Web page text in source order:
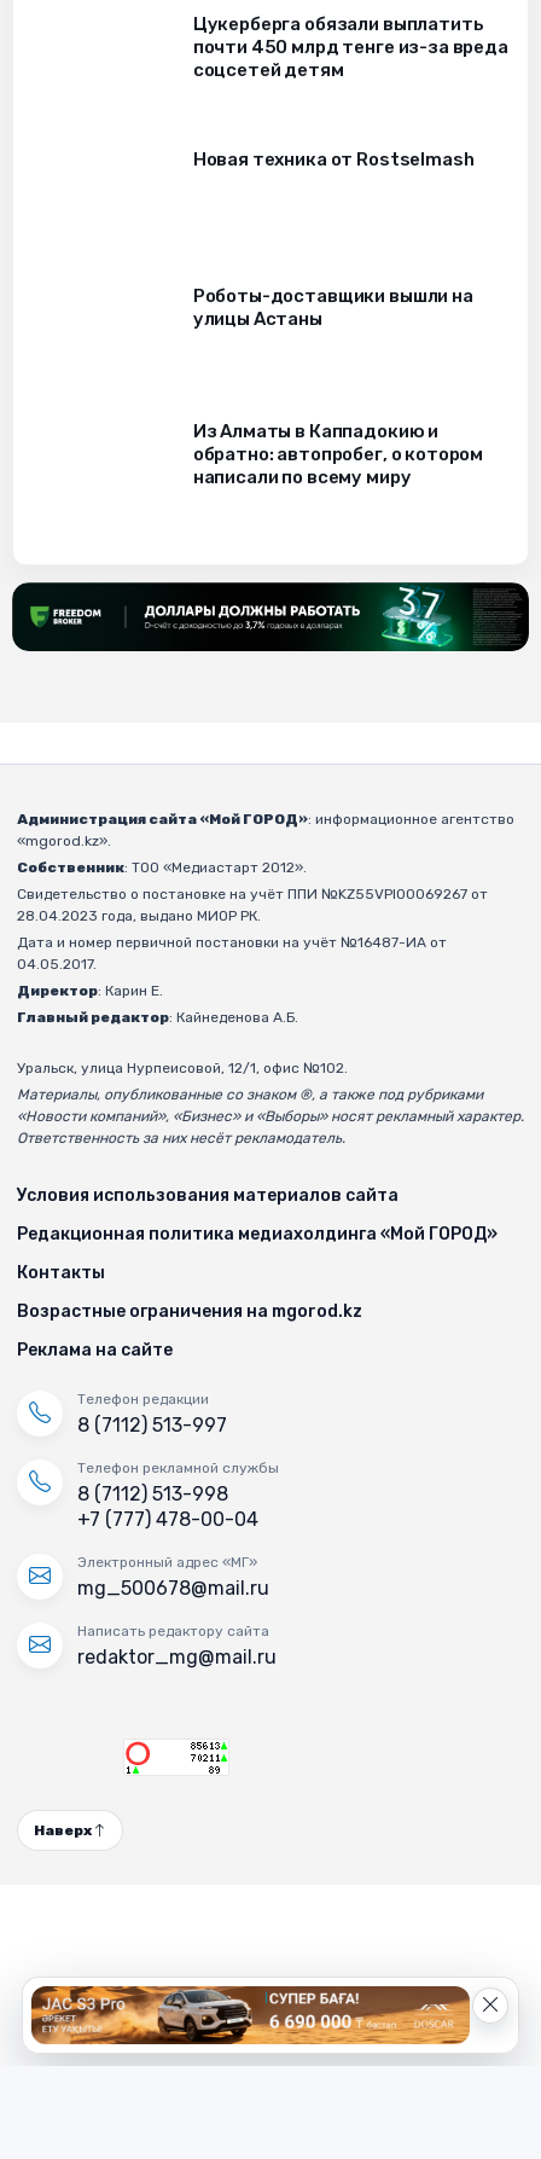
Цукерберга обязали выплатить
почти 450 млрд тенге из-за вреда
соцсетей детям
Новая техника от Rostselmash
Роботы-доставщики вышли на
улицы Астаны
Из Алматы в Каппадокию и
обратно: автопробег, о котором
написали по всему миру
Администрация сайта «Мой ГОРОД»: информационное агентство
«mgorod.kz».
Собственник: ТОО «Медиастарт 2012».
Свидетельство о постановке на учёт ППИ №KZ55VPI00069267 от
28.04.2023 года, выдано МИОР РК.
Дата и номер первичной постановки на учёт №16487-ИА от
04.05.2017.
Директор: Карин Е.
Главный редактор: Кайнеденова А.Б.
Уральск, улица Нурпеисовой, 12/1, офис №102.
Материалы, опубликованные со знаком ®, а также под рубриками
«Новости компаний», «Бизнес» и «Выборы» носят рекламный характер.
Ответственность за них несёт рекламодатель.
Условия использования материалов сайта
Редакционная политика медиахолдинга «Мой ГОРОД»
Контакты
Возрастные ограничения на mgorod.kz
Реклама на сайте
Телефон редакции
8 (7112) 513-997
Телефон рекламной службы
8 (7112) 513-998
+7 (777) 478-00-04
Электронный адрес «МГ»
mg_500678@mail.ru
Написать редактору сайта
redaktor_mg@mail.ru
Наверх